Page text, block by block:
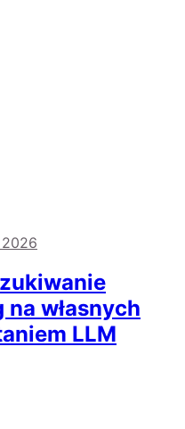
2026
na własnych
LLM